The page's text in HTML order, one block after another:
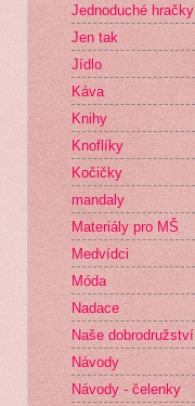
Jednoduché hračky
Jen tak
Jídlo
Káva
Knihy
Knoflíky
Kočičky
mandaly
Materiály pro MŠ
Medvídci
Móda
Nadace
Naše dobrodružství
Návody
Návody - čelenky